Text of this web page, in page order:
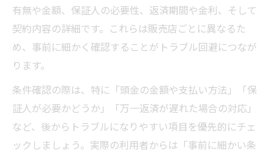
有無や金額、保証人の必要性、返済期間や金利、そして
契約内容の詳細です。これらは販売店ごとに異なるた
め、事前に細かく確認することがトラブル回避につなが
ります。
条件確認の際は、特に「頭金の金額や支払い方法」「保
証人が必要かどうか」「万一返済が遅れた場合の対応」
など、後からトラブルになりやすい項目を優先的にチェ
ックしましょう。実際の利用者からは「事前に細かい条